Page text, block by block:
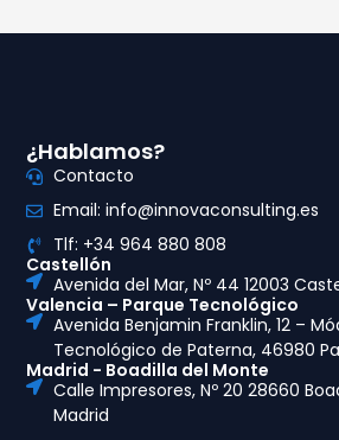
¿Hablamos?
Contacto
Email: info@innovaconsulting.es
Tlf: +34 964 880 808
Castellón
Avenida del Mar, Nº 44 12003
Valencia – Parque Tecnológico
Avenida Benjamin Franklin, 12 –
Tecnológico de Paterna, 46980
Madrid - Boadilla del Monte
Calle Impresores, Nº 20 28660
Madrid